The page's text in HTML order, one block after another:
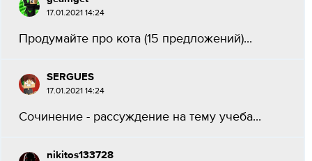
17.01.2021 14:24
Продумайте про кота (15 предложений)...
SERGUES
17.01.2021 14:24
Сочинение - рассуждение на тему учеба...
nikitos133728